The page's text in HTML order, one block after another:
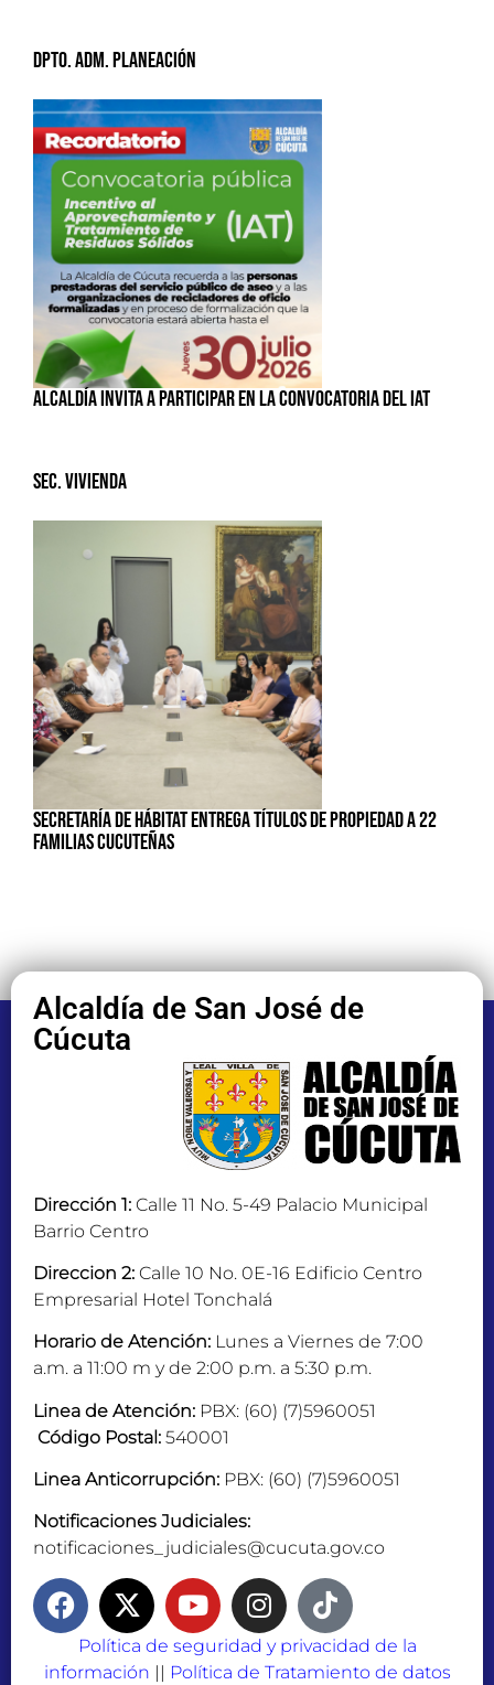
Dpto. Adm. Planeación
ALCALDÍA INVITA A PARTICIPAR EN LA CONVOCATORIA DEL IAT
Sec. Vivienda
SECRETARÍA DE HÁBITAT ENTREGA TÍTULOS DE PROPIEDAD A 22
FAMILIAS CUCUTEÑAS
Alcaldía de San José de
Cúcuta
Dirección 1: Calle 11 No. 5-49 Palacio Municipal
Barrio Centro
Direccion 2: Calle 10 No. 0E-16 Edificio Centro
Empresarial Hotel Tonchalá
Horario de Atención: Lunes a Viernes de 7:00
a.m. a 11:00 m y de 2:00 p.m. a 5:30 p.m.
Linea de Atención: PBX: (60) (7)5960051
Código Postal: 540001
Linea Anticorrupción: PBX: (60) (7)5960051
Notificaciones Judiciales:
notificaciones_judiciales@cucuta.gov.co
Política de seguridad y privacidad de la
información || Política de Tratamiento de datos